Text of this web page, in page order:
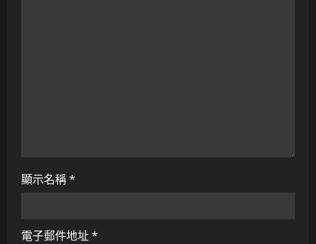
顯示名稱*
電子郵件地址*